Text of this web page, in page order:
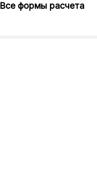
Все формы расчета